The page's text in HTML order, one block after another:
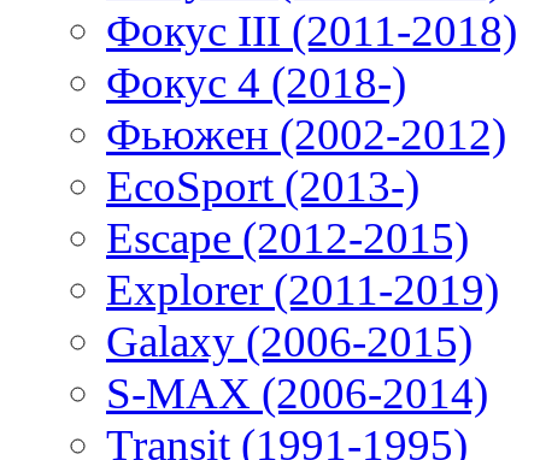
Фокус III (2011-2018)
Фокус 4 (2018-)
Фьюжен (2002-2012)
EcoSport (2013-)
Escape (2012-2015)
Explorer (2011-2019)
Galaxy (2006-2015)
S-MAX (2006-2014)
Transit (1991-1995)